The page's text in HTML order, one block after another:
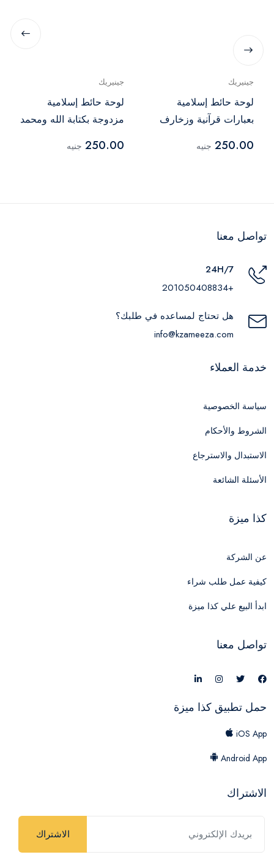
جينيريك
لوحة حائط إسلامية
بعبارات قرآنية وزخارف
250.00 جنيه
جينيريك
لوحة حائط إسلامية
مزدوجة بكتابة الله ومحمد
250.00 جنيه
تواصل معنا
24H/7
+201050408834
هل تحتاج لمساعده في طلبك؟
info@kzameeza.com
خدمة العملاء
سياسة الخصوصية
الشروط والأحكام
الاستبدال والاسترجاع
الأسئلة الشائعة
كذا ميزة
عن الشركة
كيفية عمل طلب شراء
ابدأ البيع علي كذا ميزة
تواصل معنا
حمل تطبيق كذا ميزة
iOS App
Android App
الاشتراك
الاشتراك